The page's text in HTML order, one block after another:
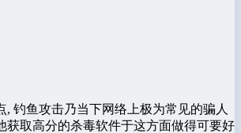
钓鱼攻击乃当下网络上极为常见的骗人
获取高分的杀毒软件于这方面做得可要好